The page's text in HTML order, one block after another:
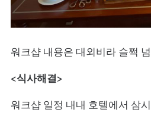
워크샵 내용은 대외비라 슬쩍
<식사해결>
워크샵 일정 내내 호텔에서 삼